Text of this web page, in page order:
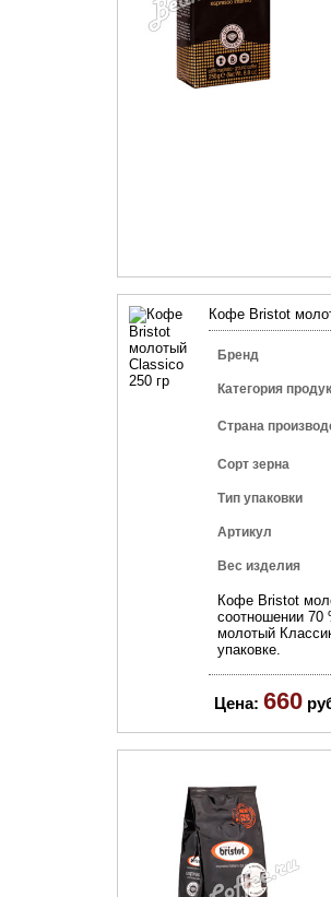
Кофе Bristot
Бренд
Категория
Страна
Сорт зерна
Тип упаковки
Артикул
Вес изделия
Кофе Bristot
соотношении 70
молотый
упаковке.
Цена: 660